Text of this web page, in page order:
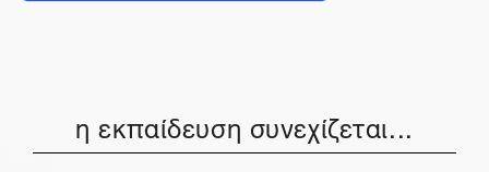
η εκπαίδευση συνεχίζεται...